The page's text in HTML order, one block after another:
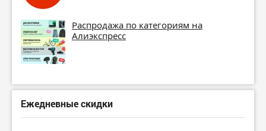
Распродажа по категориям на
Алиэкспресс
Ежедневные скидки